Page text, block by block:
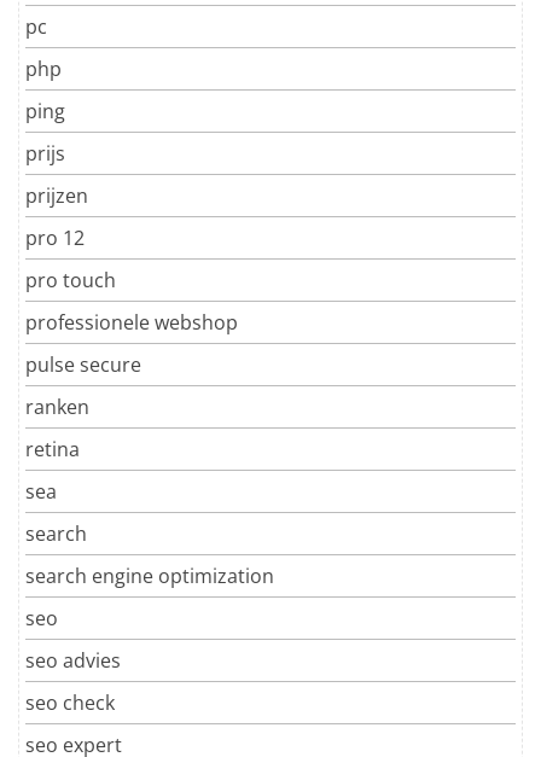
pc
php
ping
prijs
prijzen
pro 12
pro touch
professionele webshop
pulse secure
ranken
retina
sea
search
search engine optimization
seo
seo advies
seo check
seo expert